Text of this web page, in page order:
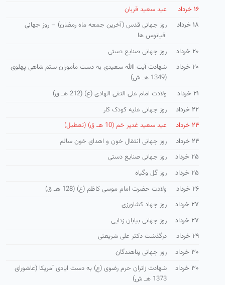
۱۶ خرداد
عید سعید قربان
۱۸ خرداد
روز جهانی قدس (آخرین جمعه ماه رمضان) – روز جهانی
اقیانوس ها
۲۰ خرداد
روز جهانی صنایع دستی
۲۰ خرداد
شهادت آیت االله سعیدی به دست مأموران ستم شاهی پهلوی
(1349 هـ ش)
۲۱ خرداد
ولادت امام علی النقی الهادی (ع) (212 هـ ق)
۲۲ خرداد
روز جهانی علیه کودک کار
۲۴ خرداد
عید سعید غدیر خم (10 هـ ق) (تعطیل)
۲۴ خرداد
روز جهانی انتقال خون و اهدای خون سالم
۲۵ خرداد
روز جهانی صنایع دستی
۲۵ خرداد
روز گل وگیاه
۲۶ خرداد
ولادت حضرت امام موسی كاظم (ع) (128 هـ ق)
۲۷ خرداد
روز جهاد کشاورزی
۲۷ خرداد
روز جهانی بیابان زدایی
۲۹ خرداد
درگذشت دکتر علی شریعتی
۳۰ خرداد
روز جهانی پناهندگان
۳۰ خرداد
شهادت زائران حرم رضوی (ع) به دست ایادی آمریكا (عاشورای
1373 هـ ش)